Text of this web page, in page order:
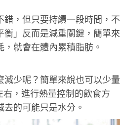
，但只要持續一段時間，不
」反而是減重關鍵，簡單來
就會在體內累積脂肪。
少呢？簡單來說也可以少量
，進行熱量控制的飲食方
的可能只是水分。